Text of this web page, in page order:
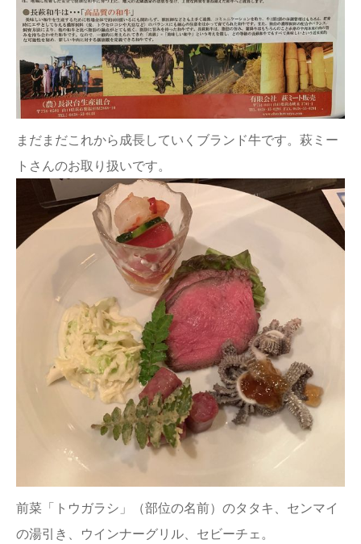
まだまだこれから成長していくブランド牛です。萩ミー
トさんのお取り扱いです。
前菜「トウガラシ」（部位の名前）のタタキ、センマイ
の湯引き、ウインナーグリル、セビーチェ。